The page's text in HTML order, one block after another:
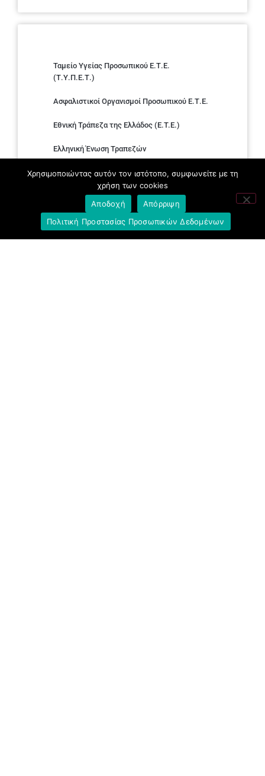
Ταμείο Υγείας Προσωπικού Ε.Τ.Ε.
(Τ.Υ.Π.Ε.Τ.)
Ασφαλιστικοί Οργανισμοί Προσωπικού Ε.Τ.Ε.
Εθνική Τράπεζα της Ελλάδος (E.T.E.)
Ελληνική Ένωση Τραπεζών
Σύλλογος με παιδιά Α.με.Α. εργαζομένων και
συνταξιούχων Ε.Τ.Ε.
Υπουργείο Εργασίας και Κοινωνικών
Υποθέσεων
Χρησιμοποιώντας αυτόν τον ιστότοπο, συμφωνείτε με τη
χρήση των cookies
Αποδοχή
Απόρριψη
Πολιτική Προστασίας Προσωπικών Δεδομένων